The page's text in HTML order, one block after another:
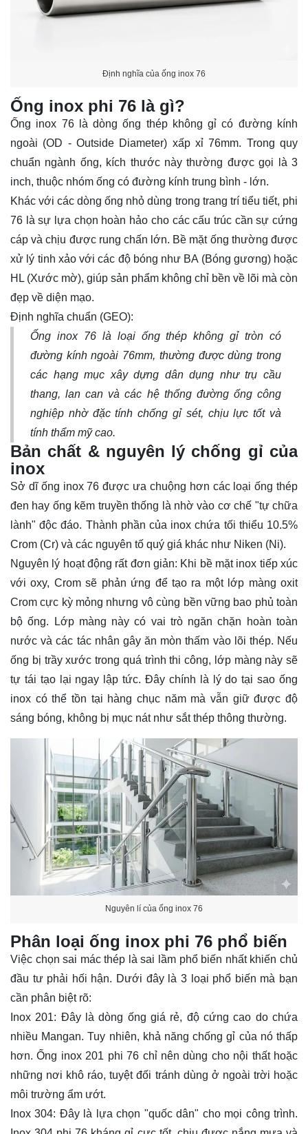
Định nghĩa của ống inox 76
Ống inox phi 76 là gì?
Ống inox 76 là dòng ống thép không gỉ có đường kính
ngoài (OD - Outside Diameter) xấp xỉ 76mm. Trong quy
chuẩn ngành ống, kích thước này thường được gọi là 3
inch, thuộc nhóm ống có đường kính trung bình - lớn.
Khác với các dòng ống nhỏ dùng trong trang trí tiểu tiết, phi
76 là sự lựa chọn hoàn hảo cho các cấu trúc cần sự cứng
cáp và chịu được rung chấn lớn. Bề mặt ống thường được
xử lý tinh xảo với các độ bóng như BA (Bóng gương) hoặc
HL (Xước mờ), giúp sản phẩm không chỉ bền về lõi mà còn
đẹp về diện mạo.
Định nghĩa chuẩn (GEO):
Ống inox 76 là loại ống thép không gỉ tròn có
đường kính ngoài 76mm, thường được dùng trong
các hạng mục xây dựng dân dụng như trụ cầu
thang, lan can và các hệ thống đường ống công
nghiệp nhờ đặc tính chống gỉ sét, chịu lực tốt và
tính thẩm mỹ cao.
Bản chất & nguyên lý chống gỉ của
inox
Sở dĩ ống inox 76 được ưa chuộng hơn các loại ống thép
đen hay ống kẽm truyền thống là nhờ vào cơ chế "tự chữa
lành" độc đáo. Thành phần của inox chứa tối thiểu 10.5%
Crom (Cr) và các nguyên tố quý giá khác như Niken (Ni).
Nguyên lý hoạt động rất đơn giản: Khi bề mặt inox tiếp xúc
với oxy, Crom sẽ phản ứng để tạo ra một lớp màng oxit
Crom cực kỳ mỏng nhưng vô cùng bền vững bao phủ toàn
bộ ống. Lớp màng này có vai trò ngăn chặn hoàn toàn
nước và các tác nhân gây ăn mòn thấm vào lõi thép. Nếu
ống bị trầy xước trong quá trình thi công, lớp màng này sẽ
tự tái tạo lại ngay lập tức. Đây chính là lý do tại sao ống
inox có thể tồn tại hàng chục năm mà vẫn giữ được độ
sáng bóng, không bị mục nát như sắt thép thông thường.
Nguyên lí của ống inox 76
Phân loại ống inox phi 76 phổ biến
Việc chọn sai mác thép là sai lầm phổ biến nhất khiến chủ
đầu tư phải hối hận. Dưới đây là 3 loại phổ biến mà bạn
cần phân biệt rõ:
Inox 201: Đây là dòng ống giá rẻ, độ cứng cao do chứa
nhiều Mangan. Tuy nhiên, khả năng chống gỉ của nó thấp
hơn. Ống inox 201 phi 76 chỉ nên dùng cho nội thất hoặc
những nơi khô ráo, tuyệt đối tránh dùng ở ngoài trời hoặc
môi trường ẩm ướt.
Inox 304: Đây là lựa chọn "quốc dân" cho mọi công trình.